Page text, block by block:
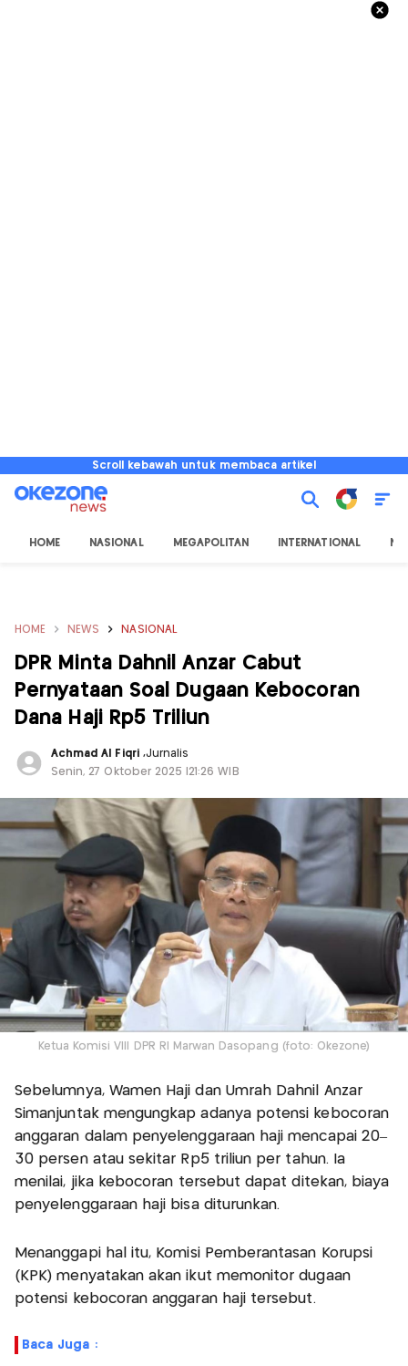
Scroll kebawah untuk membaca artikel
HOME NASIONAL MEGAPOLITAN INTERNATIONAL
HOME NEWS NASIONAL
DPR Minta Dahnil Anzar Cabut
Pernyataan Soal Dugaan Kebocoran
Dana Haji Rp5 Triliun
Achmad Al Fiqri ,Jurnalis
Senin, 27 Oktober 2025 |21:26 WIB
Ketua Komisi VIII DPR RI Marwan Dasopang (foto: Okezone)
Sebelumnya, Wamen Haji dan Umrah Dahnil Anzar
Simanjuntak mengungkap adanya potensi kebocoran
anggaran dalam penyelenggaraan haji mencapai 20–
30 persen atau sekitar Rp5 triliun per tahun. Ia
menilai, jika kebocoran tersebut dapat ditekan, biaya
penyelenggaraan haji bisa diturunkan.
Menanggapi hal itu, Komisi Pemberantasan Korupsi
(KPK) menyatakan akan ikut memonitor dugaan
potensi kebocoran anggaran haji tersebut.
Baca Juga :